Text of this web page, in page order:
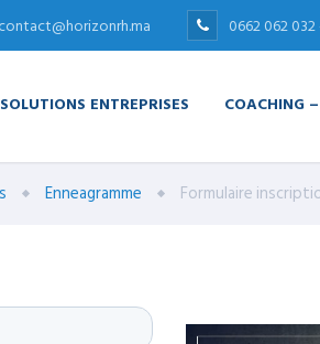
contact@horizonrh.ma 0662 062
SOLUTIONS ENTREPRISES COACHING
Enneagramme Formulaire